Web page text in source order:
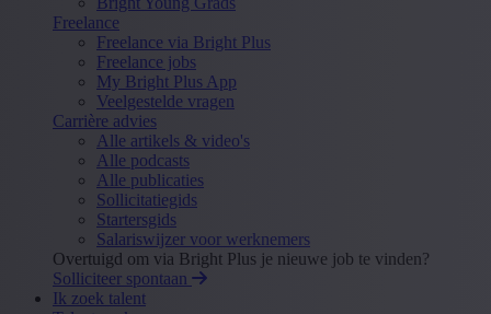
Freelance
Freelance via Bright Plus
Freelance jobs
My Bright Plus App
Veelgestelde vragen
Carrière advies
Alle artikels & video's
Alle podcasts
Alle publicaties
Sollicitatiegids
Startersgids
Salariswijzer voor werknemers
Overtuigd om via Bright Plus je nieuwe job te vinden?
Solliciteer spontaan
Ik zoek talent